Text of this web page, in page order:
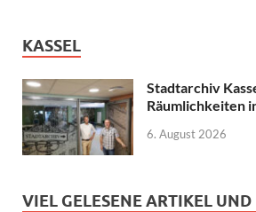
KASSEL
Stadtarchiv
Räumlichkeiten
6. August 2026
VIEL GELESENE ARTIKEL